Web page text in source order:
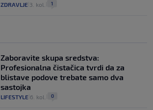
ZDRAVLJE 3. kol. 1
Zaboravite skupa sredstva:
Profesionalna čistačica tvrdi da za
blistave podove trebate samo dva
sastojka
LIFESTYLE 6. kol. 0